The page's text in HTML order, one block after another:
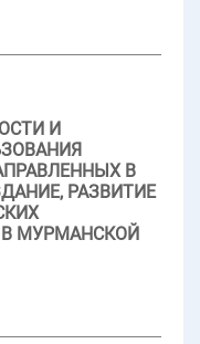
И
В
РАЗВИТИЕ
В МУРМАНСКОЙ